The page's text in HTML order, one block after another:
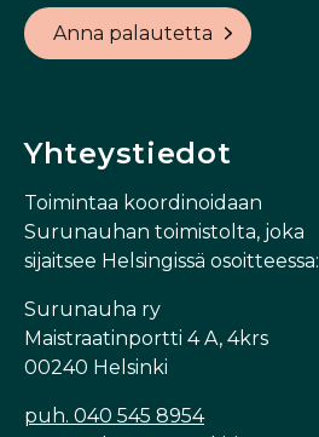
Anna palautetta
Yhteystiedot
Toimintaa koordinoidaan
Surunauhan toimistolta, joka
sijaitsee Helsingissä osoitteessa:
Surunauha ry
Maistraatinportti 4 A, 4krs
00240 Helsinki
puh. 040 545 8954